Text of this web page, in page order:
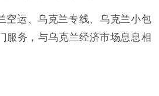
空运、乌克兰专线、乌克兰小包
服务，与乌克兰经济市场息息相